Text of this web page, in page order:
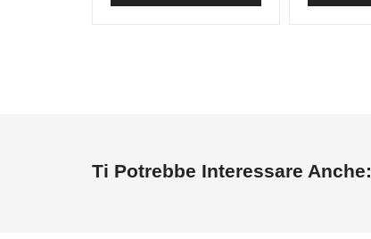
Ti Potrebbe Interessare Anche: